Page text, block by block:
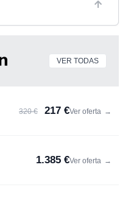
VER TODAS
320 € 217 €Ver oferta →
1.385 €Ver oferta →